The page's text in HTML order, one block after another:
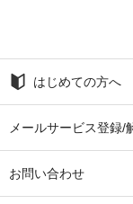
はじめての方へ
メールサービス登録/
お問い合わせ